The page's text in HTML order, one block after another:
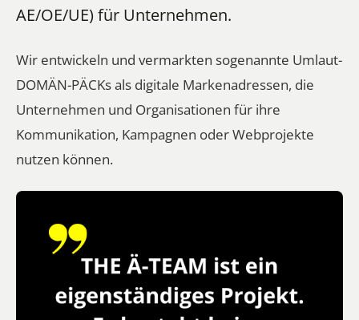
AE/OE/UE) für Unternehmen.
Wir entwickeln und vermarkten sogenannte Umlaut-
DOMÄN-PÄCKs als digitale Markenadressen, die
Unternehmen und Organisationen für ihre
Kommunikation, Kampagnen oder Webprojekte
nutzen können.